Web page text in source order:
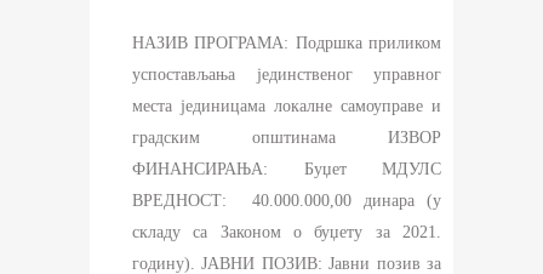
НАЗИВ ПРОГРАМА: Подршка приликом
успостављања јединственог управног
места јединицама локалне самоуправе и
градским општинама ИЗВОР
ФИНАНСИРАЊА: Буџет МДУЛС
ВРЕДНОСТ: 40.000.000,00 динара (у
складу са Законом о буџету за 2021.
годину). ЈАВНИ ПОЗИВ: Јавни позив за